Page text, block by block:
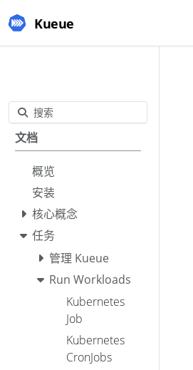
Kueue
搜索
文档
概览
安装
核心概念
任务
管理 Kueue
Run Workloads
Kubernetes
Job
Kubernetes
CronJobs